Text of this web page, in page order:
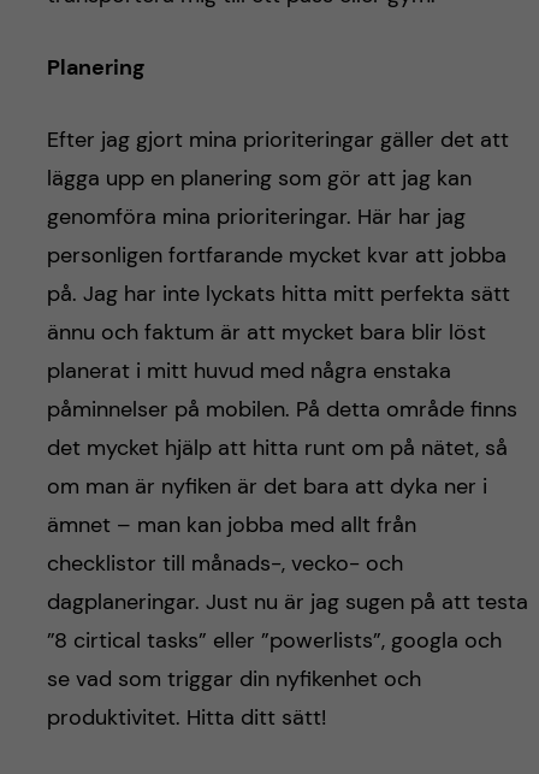
Planering
Efter jag gjort mina prioriteringar gäller det att
lägga upp en planering som gör att jag kan
genomföra mina prioriteringar. Här har jag
personligen fortfarande mycket kvar att jobba
på. Jag har inte lyckats hitta mitt perfekta sätt
ännu och faktum är att mycket bara blir löst
planerat i mitt huvud med några enstaka
påminnelser på mobilen. På detta område finns
det mycket hjälp att hitta runt om på nätet, så
om man är nyfiken är det bara att dyka ner i
ämnet – man kan jobba med allt från
checklistor till månads-, vecko- och
dagplaneringar. Just nu är jag sugen på att testa
”8 cirtical tasks” eller ”powerlists”, googla och
se vad som triggar din nyfikenhet och
produktivitet. Hitta ditt sätt!